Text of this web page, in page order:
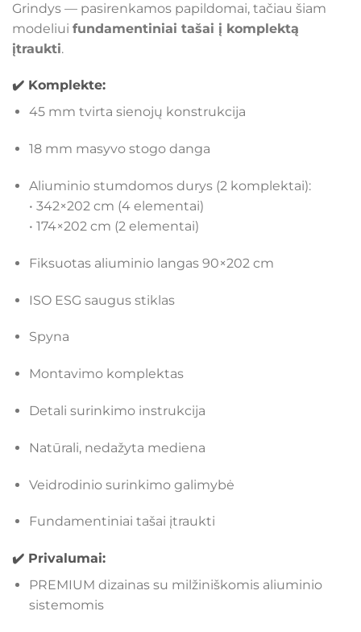
Grindys — pasirenkamos papildomai, tačiau šiam
modeliui fundamentiniai tašai į komplektą
įtraukti.
✔️ Komplekte:
45 mm tvirta sienojų konstrukcija
18 mm masyvo stogo danga
Aliuminio stumdomos durys (2 komplektai):
• 342×202 cm (4 elementai)
• 174×202 cm (2 elementai)
Fiksuotas aliuminio langas 90×202 cm
ISO ESG saugus stiklas
Spyna
Montavimo komplektas
Detali surinkimo instrukcija
Natūrali, nedažyta mediena
Veidrodinio surinkimo galimybė
Fundamentiniai tašai įtraukti
✔️ Privalumai:
PREMIUM dizainas su milžiniškomis aliuminio
sistemomis